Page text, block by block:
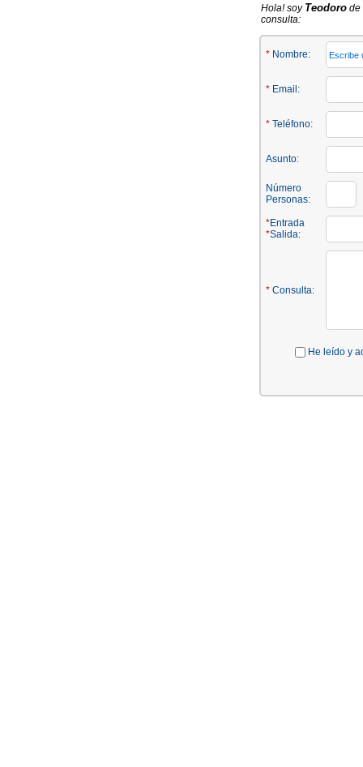
Hola! soy Teodoro de
consulta:
* Nombre:
* Email:
* Teléfono:
Asunto:
Número
Personas:
*Entrada
*Salida:
* Consulta:
He leído y